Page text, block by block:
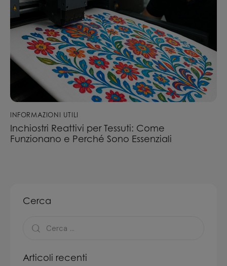
INFORMAZIONI UTILI
Inchiostri Reattivi per Tessuti: Come
Funzionano e Perché Sono Essenziali
Cerca
Articoli recenti